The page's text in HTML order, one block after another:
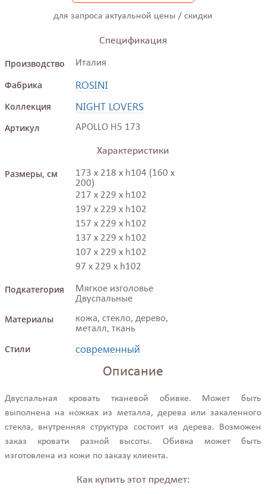
для запроса актуальной цены / скидки
Спецификация
Производство
Италия
Фабрика ROSINI
Коллекция NIGHT LOVERS
Артикул APOLLO H5 173
Характеристики
Размеры, см
173 x 218 x h104 (160 x
200)
217 x 229 x h102
197 x 229 x h102
157 x 229 x h102
137 x 229 x h102
107 x 229 x h102
97 x 229 x h102
Подкатегория
Мягкое изголовье
Двуспальные
Материалы
кожа, стекло, дерево,
металл, ткань
Стили современный
Описание
Двуспальная кровать тканевой обивке. Может быть
выполнена на ножках из металла, дерева или закаленного
стекла, внутренняя структура состоит из дерева. Возможен
заказ кровати разной высоты. Обивка может быть
изготовлена из кожи по заказу клиента.
Как купить этот предмет: